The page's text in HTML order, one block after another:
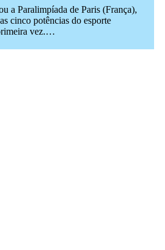
a Paralimpíada de Paris (França),
cinco potências do esporte
vez.…